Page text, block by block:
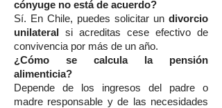
cónyuge no está de acuerdo?
Sí. En Chile, puedes solicitar un divorcio
unilateral
si acreditas cese efectivo de
convivencia por más de un año.
¿Cómo se calcula la pensión
alimenticia?
Depende de los ingresos del padre o
madre responsable y de las necesidades